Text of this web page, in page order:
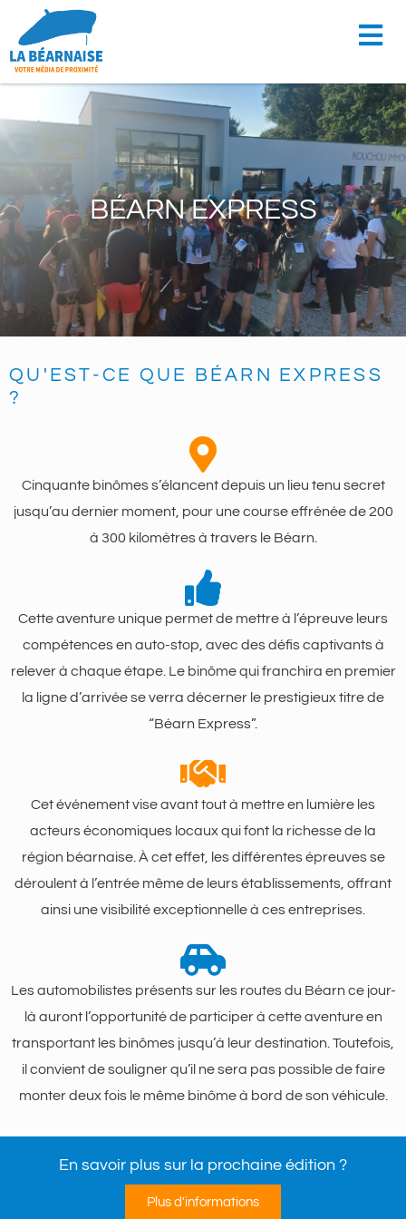
contenu
BÉARN EXPRESS
QU'EST-CE QUE BÉARN EXPRESS
?
Cinquante binômes s’élancent depuis un lieu tenu secret
jusqu’au dernier moment, pour une course effrénée de 200
à 300 kilomètres à travers le Béarn.
Cette aventure unique permet de mettre à l’épreuve leurs
compétences en auto-stop, avec des défis captivants à
relever à chaque étape. Le binôme qui franchira en premier
la ligne d’arrivée se verra décerner le prestigieux titre de
“Béarn Express”.
Cet événement vise avant tout à mettre en lumière les
acteurs économiques locaux qui font la richesse de la
région béarnaise. À cet effet, les différentes épreuves se
déroulent à l’entrée même de leurs établissements, offrant
ainsi une visibilité exceptionnelle à ces entreprises.
Les automobilistes présents sur les routes du Béarn ce jour-
là auront l’opportunité de participer à cette aventure en
transportant les binômes jusqu’à leur destination. Toutefois,
il convient de souligner qu’il ne sera pas possible de faire
monter deux fois le même binôme à bord de son véhicule.
En savoir plus sur la prochaine édition ?
Plus d'informations